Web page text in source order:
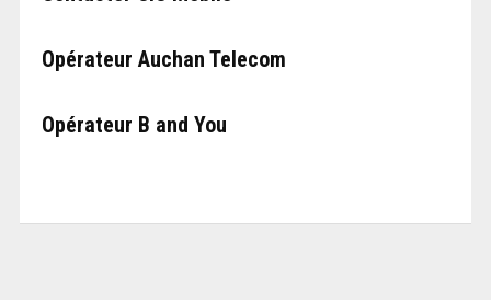
Opérateur Auchan Telecom
Opérateur B and You